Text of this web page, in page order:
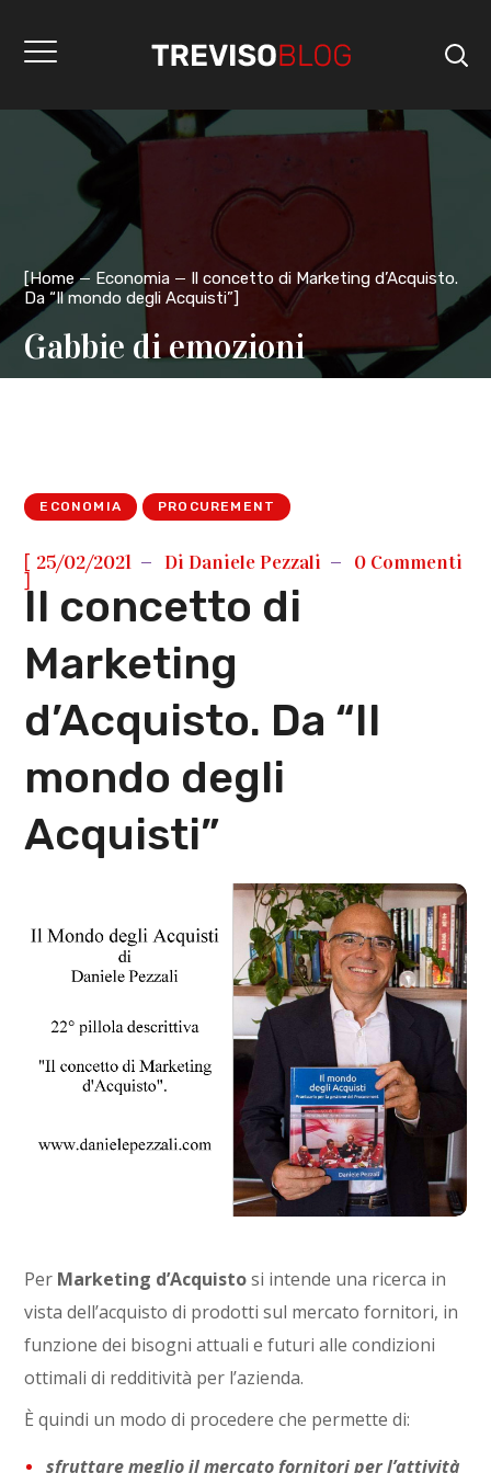
[Home Economia
Il concetto di Marketing d’Acquisto.
Da “Il mondo degli Acquisti”]
Gabbie di emozioni
ECONOMIA PROCUREMENT
[ 25/02/2021 DiDaniele Pezzali 0 Commenti
]
Il concetto di
Marketing
d’Acquisto. Da “Il
mondo degli
Acquisti”
Per Marketing d’Acquistosi intende una ricerca in
vista dell’acquisto di prodotti sul mercato fornitori, in
funzione dei bisogni attuali e futuri alle condizioni
ottimali di redditività per l’azienda.
È quindi un modo di procedere che permette di:
sfruttare meglio il mercato fornitori per l’attività